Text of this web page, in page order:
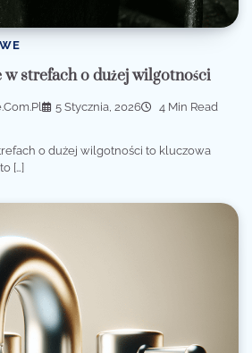
w strefach o dużej wilgotności
5 Stycznia, 2026
4 Min Read
o dużej wilgotności to kluczowa
[…]